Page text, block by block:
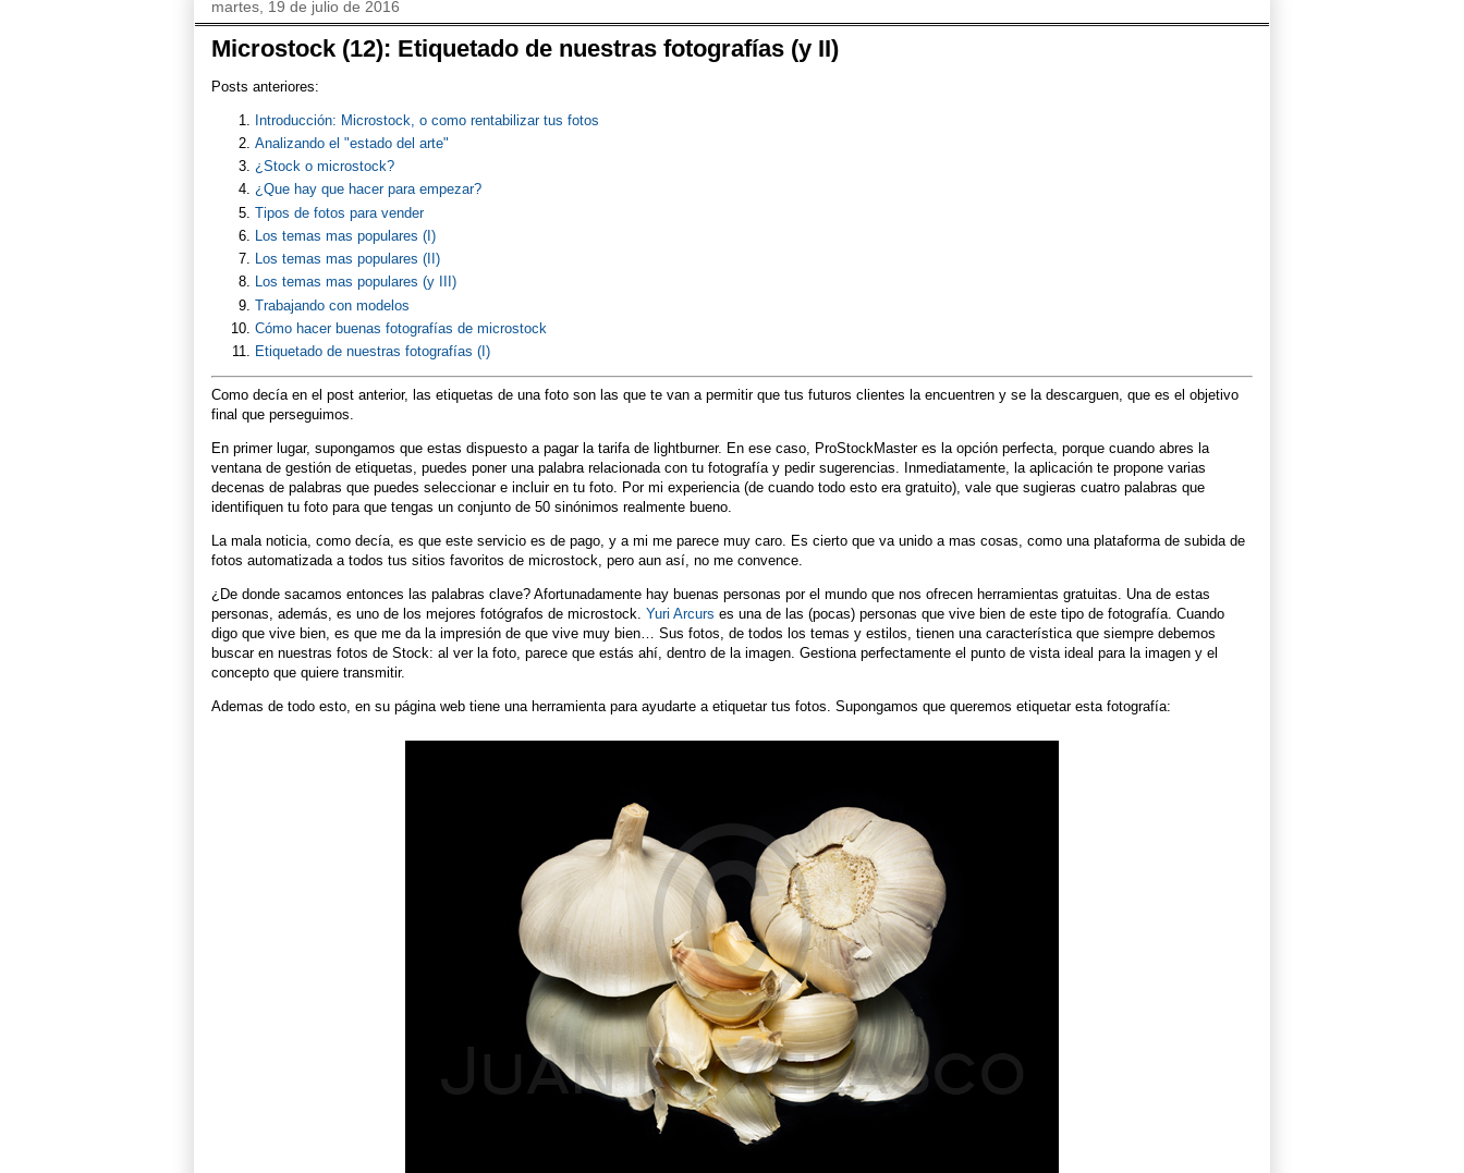
martes, 19 de julio de 2016
Microstock (12): Etiquetado de nuestras fotografías (y II)
Posts anteriores:
Introducción: Microstock, o como rentabilizar tus fotos
Analizando el "estado del arte"
¿Stock o microstock?
¿Que hay que hacer para empezar?
Tipos de fotos para vender
Los temas mas populares (I)
Los temas mas populares (II)
Los temas mas populares (y III)
Trabajando con modelos
Cómo hacer buenas fotografías de microstock
Etiquetado de nuestras fotografías (I)
Como decía en el post anterior, las etiquetas de una foto son las que te van a permitir que tus futuros clientes la encuentren y se la descarguen, que es el objetivo
final que perseguimos.
En primer lugar, supongamos que estas dispuesto a pagar la tarifa de lightburner. En ese caso, ProStockMaster es la opción perfecta, porque cuando abres la
ventana de gestión de etiquetas, puedes poner una palabra relacionada con tu fotografía y pedir sugerencias. Inmediatamente, la aplicación te propone varias
decenas de palabras que puedes seleccionar e incluir en tu foto. Por mi experiencia (de cuando todo esto era gratuito), vale que sugieras cuatro palabras que
identifiquen tu foto para que tengas un conjunto de 50 sinónimos realmente bueno.
La mala noticia, como decía, es que este servicio es de pago, y a mi me parece muy caro. Es cierto que va unido a mas cosas, como una plataforma de subida de
fotos automatizada a todos tus sitios favoritos de microstock, pero aun así, no me convence.
¿De donde sacamos entonces las palabras clave? Afortunadamente hay buenas personas por el mundo que nos ofrecen herramientas gratuitas. Una de estas
personas, además, es uno de los mejores fotógrafos de microstock. Yuri Arcurs es una de las (pocas) personas que vive bien de este tipo de fotografía. Cuando
digo que vive bien, es que me da la impresión de que vive muy bien… Sus fotos, de todos los temas y estilos, tienen una característica que siempre debemos
buscar en nuestras fotos de Stock: al ver la foto, parece que estás ahí, dentro de la imagen. Gestiona perfectamente el punto de vista ideal para la imagen y el
concepto que quiere transmitir.
Ademas de todo esto, en su página web tiene una herramienta para ayudarte a etiquetar tus fotos. Supongamos que queremos etiquetar esta fotografía: